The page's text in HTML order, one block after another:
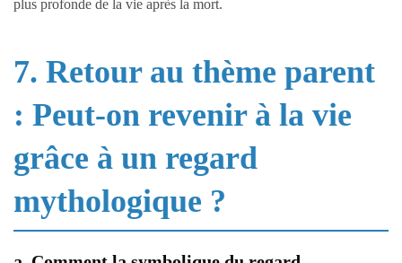
plus profonde de la vie après la mort.
7. Retour au thème parent
: Peut-on revenir à la vie
grâce à un regard
mythologique ?